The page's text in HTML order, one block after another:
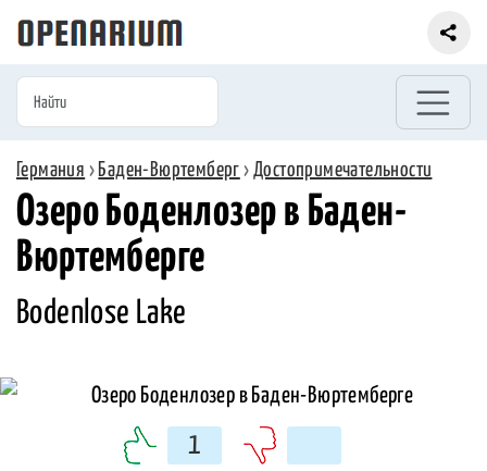
Германия › Баден-Вюртемберг ›Достопримечательности
Озеро Боденлозер в Баден-
Вюртемберге
Bodenlose Lake
1